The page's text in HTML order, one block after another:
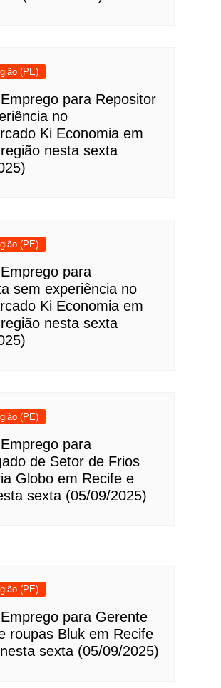
(PE)
para Repositor
no
Ki Economia em
nesta sexta
(PE)
para
sem experiência no
Ki Economia em
nesta sexta
(PE)
para
de Setor de Frios
Globo em Recife e
sexta (05/09/2025)
(PE)
para Gerente
roupas Bluk em Recife
sexta (05/09/2025)